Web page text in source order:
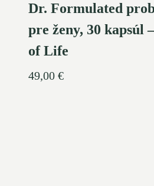
Dr. Formulated
pre ženy, 30 kapsúl
of Life
49,00 €